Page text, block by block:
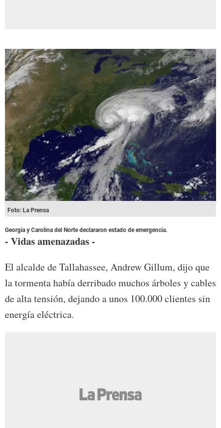
Foto: La Prensa
Georgia y Carolina del Norte declararon estado de emergencia.
- Vidas amenazadas -
El alcalde de Tallahassee, Andrew Gillum, dijo que
la tormenta había derribado muchos árboles y cables
de alta tensión, dejando a unos 100.000 clientes sin
energía eléctrica.